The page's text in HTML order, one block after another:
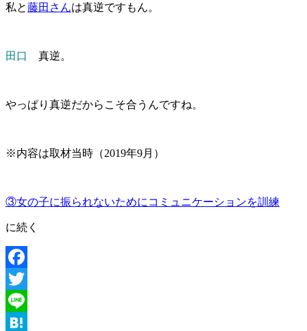
私と藤田さんは真逆ですもん。
田口 真逆。
やっぱり真逆だからこそ合うんですね。
※内容は取材当時（2019年9月）
③女の子に振られないためにコミュニケーションを訓練
に続く
Facebook
Twitter
Line